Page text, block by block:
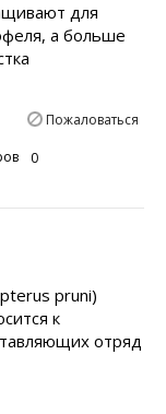
для
а больше
Пожаловаться
0
pruni)
к
отряд